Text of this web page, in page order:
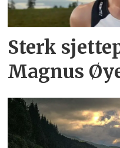
Sterk
Magnus